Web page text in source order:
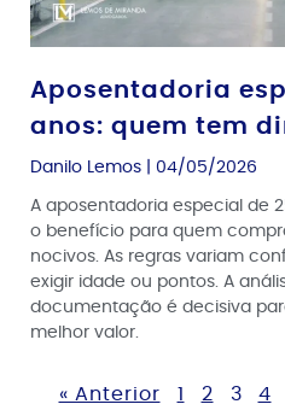
Aposentadoria
anos: quem tem
Danilo Lemos 04/05/2026
A aposentadoria especial de
o benefício para quem
nocivos. As regras variam
exigir idade ou pontos. A
documentação é decisiva
melhor valor.
« Anterior 1 2 3 4